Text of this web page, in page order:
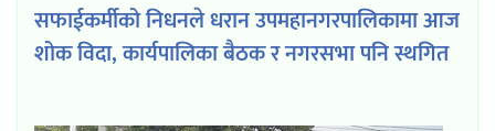
सफाईकर्मीको निधनले धरान उपमहानगरपालिकामा आज
शोक विदा, कार्यपालिका बैठक र नगरसभा पनि स्थगित